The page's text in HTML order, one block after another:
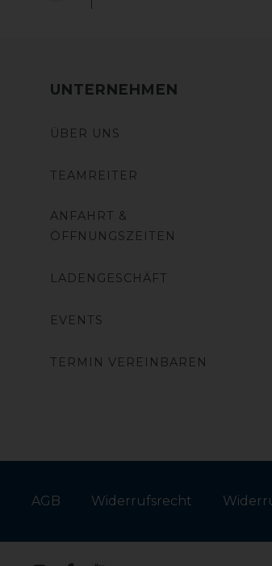
UNTERNEHMEN
ÜBER UNS
TEAMREITER
ANFAHRT &
ÖFFNUNGSZEITEN
LADENGESCHÄFT
EVENTS
TERMIN VEREINBAREN
AGB Widerrufs­recht